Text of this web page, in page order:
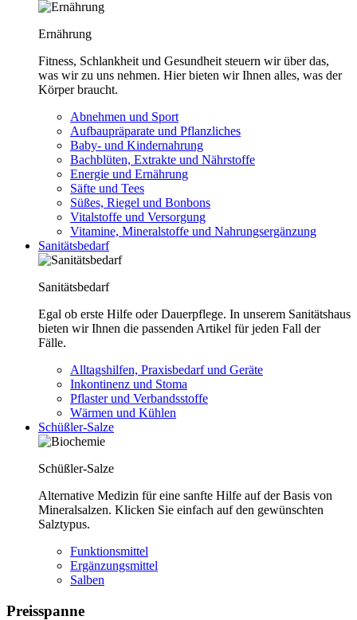
Ernährung
Fitness, Schlankheit und Gesundheit steuern wir über das,
was wir zu uns nehmen. Hier bieten wir Ihnen alles, was der
Körper braucht.
Abnehmen und Sport
Aufbaupräparate und Pflanzliches
Baby- und Kindernahrung
Bachblüten, Extrakte und Nährstoffe
Energie und Ernährung
Säfte und Tees
Süßes, Riegel und Bonbons
Vitalstoffe und Versorgung
Vitamine, Mineralstoffe und Nahrungsergänzung
Sanitätsbedarf
Sanitätsbedarf
Egal ob erste Hilfe oder Dauerpflege. In unserem Sanitätshaus
bieten wir Ihnen die passenden Artikel für jeden Fall der
Fälle.
Alltagshilfen, Praxisbedarf und Geräte
Inkontinenz und Stoma
Pflaster und Verbandsstoffe
Wärmen und Kühlen
Schüßler-Salze
Schüßler-Salze
Alternative Medizin für eine sanfte Hilfe auf der Basis von
Mineralsalzen. Klicken Sie einfach auf den gewünschten
Salztypus.
Funktionsmittel
Ergänzungsmittel
Salben
Preisspanne